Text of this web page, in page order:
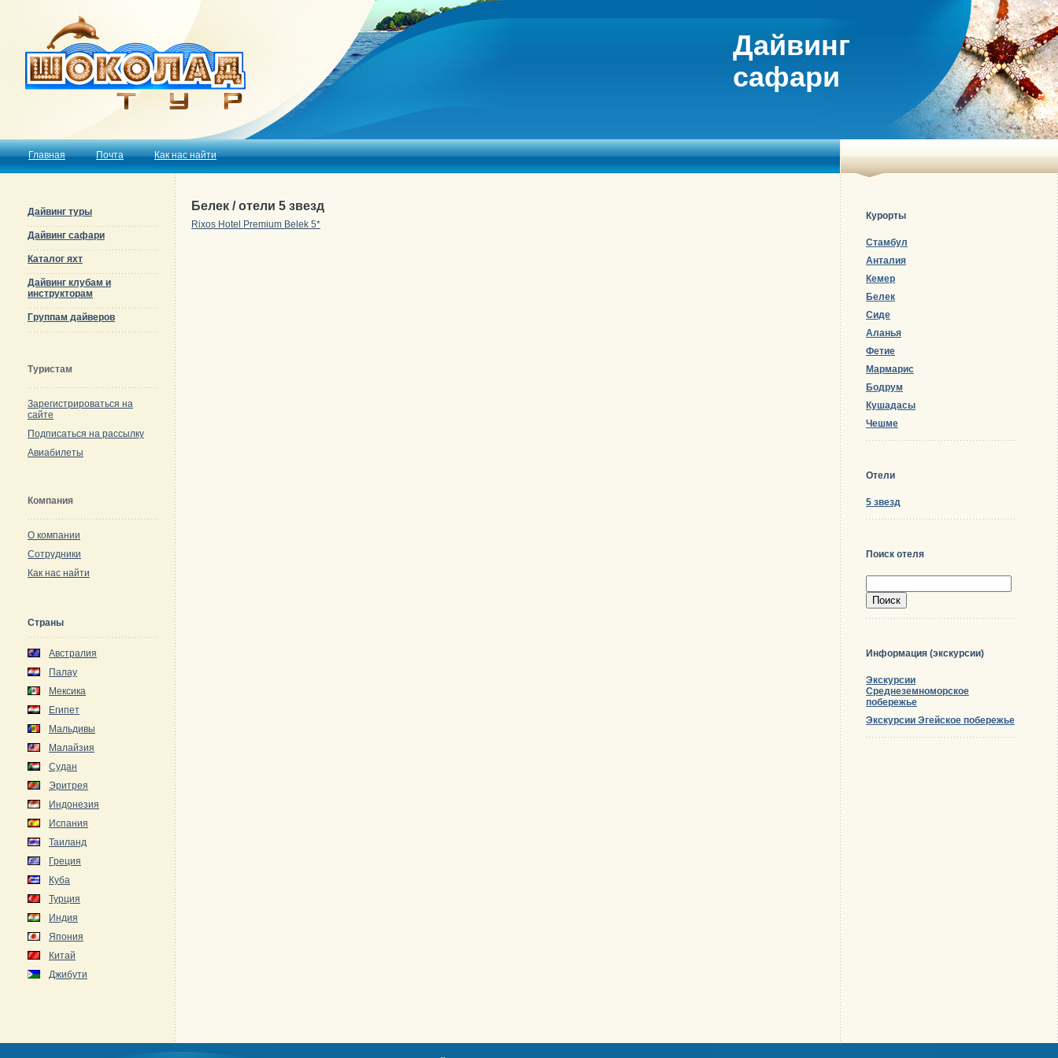
Дайвинг
сафари
Главная Почта Как нас найти
Дайвинг туры
Дайвинг сафари
Каталог яхт
Дайвинг клубам и
инструкторам
Группам дайверов
Туристам
Зарегистрироваться на
сайте
Подписаться на рассылку
Авиабилеты
Компания
О компании
Сотрудники
Как нас найти
Страны
Австралия
Палау
Мексика
Египет
Мальдивы
Малайзия
Судан
Эритрея
Индонезия
Испания
Таиланд
Греция
Куба
Турция
Индия
Япония
Китай
Джибути
Белек / отели 5 звезд
Rixos Hotel Premium Belek 5*
Курорты
Стамбул
Анталия
Кемер
Белек
Сиде
Аланья
Фетие
Мармарис
Бодрум
Кушадасы
Чешме
Отели
5 звезд
Поиск отеля
Информация (экскурсии)
Экскурсии
Среднеземноморское
побережье
Экскурсии Эгейское побережье